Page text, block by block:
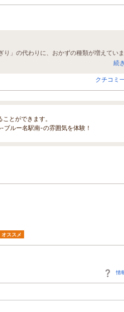
続
クチコミ
とができます。
ルー名駅南-の雰囲気を体験！
オススメ
情